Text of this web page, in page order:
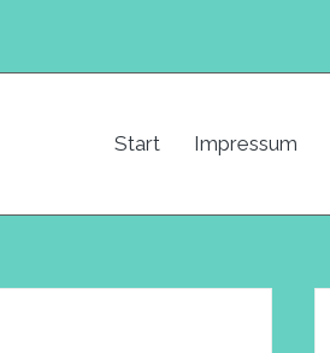
Start Impressum